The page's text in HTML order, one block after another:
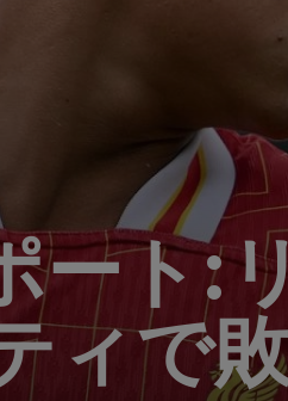
ート:
ィで